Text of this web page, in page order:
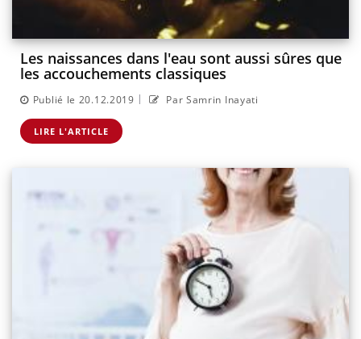
Les naissances dans l'eau sont aussi sûres que
les accouchements classiques
Publié le 20.12.2019 | Par Samrin Inayati
LIRE L'ARTICLE